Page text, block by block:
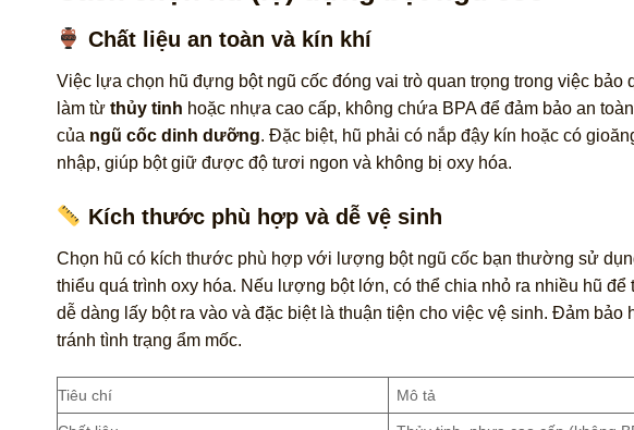
Chất liệu an toàn và kín khí
Việc lựa chọn hũ đựng bột ngũ cốc đóng vai trò quan trọng trong việc
làm từ thủy tinh hoặc nhựa cao cấp, không chứa BPA để đảm bảo an
của ngũ cốc dinh dưỡng. Đặc biệt, hũ phải có nắp đậy kín hoặc có
nhập, giúp bột giữ được độ tươi ngon và không bị oxy hóa.
Kích thước phù hợp và dễ vệ sinh
Chọn hũ có kích thước phù hợp với lượng bột ngũ cốc bạn thường sử
thiểu quá trình oxy hóa. Nếu lượng bột lớn, có thể chia nhỏ ra nhiều hũ
dễ dàng lấy bột ra vào và đặc biệt là thuận tiện cho việc vệ sinh. Đảm
tránh tình trạng ẩm mốc.
Tiêu chí Mô tả